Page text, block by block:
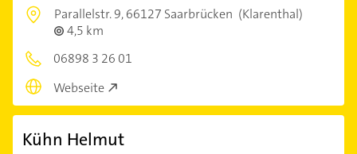
Parallelstr. 9,66127 Saarbrücken (Klarenthal)
4,5 km
06898 3 26 01
Webseite
Kühn Helmut